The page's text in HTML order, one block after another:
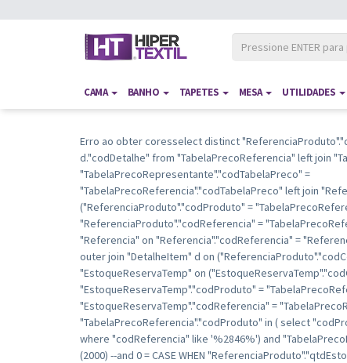
CAMA BANHO TAPETES MESA UTILIDADES
Erro ao obter coresselect distinct
d."codDetalhe" from "TabelaPrecoReferencia" left join
"TabelaPrecoRepresentante"."codTabelaPreco" =
"TabelaPrecoReferencia"."codTabelaPreco" left join
("ReferenciaProduto"."codProduto" =
"ReferenciaProduto"."codReferencia" =
"Referencia" on "Referencia"."codReferencia" =
outer join "DetalheItem" d on
"EstoqueReservaTemp" on
"EstoqueReservaTemp"."codProduto" =
"EstoqueReservaTemp"."codReferencia" =
"TabelaPrecoReferencia"."codProduto" in ( select
where "codReferencia" like '%2846%') and
(2000) --and 0 = CASE WHEN